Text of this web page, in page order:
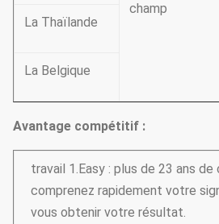
champ
La Thaïlande
La Belgique
Avantage compétitif :
travail 1.Easy : plus de 23 ans
comprenez rapidement votre
vous obtenir votre résultat.